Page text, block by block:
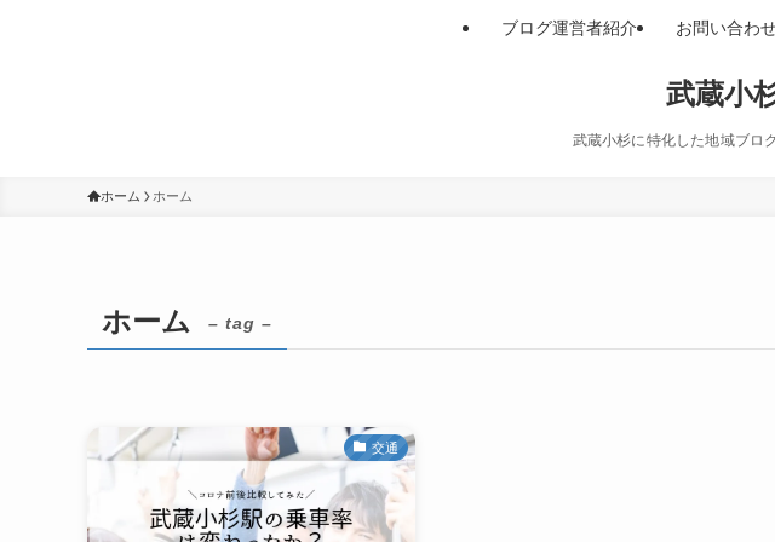
武蔵小
武蔵小杉に特化した地域ブロ
ブログ運営者紹介 お問い合わ
ホーム ホーム
ホーム – tag –
交通